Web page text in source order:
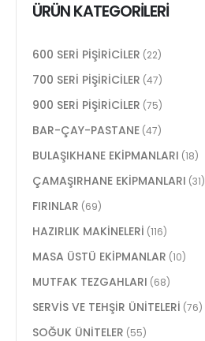
ÜRÜN KATEGORILERI
600 SERİ PİŞİRİCİLER (22)
700 SERİ PİŞİRİCİLER (47)
900 SERİ PİŞİRİCİLER (75)
BAR-ÇAY-PASTANE (47)
BULAŞIKHANE EKİPMANLARI (18)
ÇAMAŞIRHANE EKİPMANLARI (31)
FIRINLAR (69)
HAZIRLIK MAKİNELERİ (116)
MASA ÜSTÜ EKİPMANLAR (10)
MUTFAK TEZGAHLARI (68)
SERVİS VE TEHŞİR ÜNİTELERİ (76)
SOĞUK ÜNİTELER (55)